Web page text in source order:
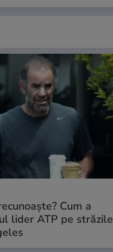
Cum a
lider ATP pe străzile